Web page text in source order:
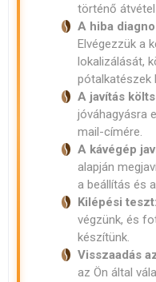
történő
A hiba
Elvégezzük a
lokalizálását,
pótalkatészek
A javítás
jóváhagyásra
mail-címére.
A kávégép
alapján
a beállítás és
Kilépési teszt:
végzünk, és
készítünk.
Visszaadás
az Ön által